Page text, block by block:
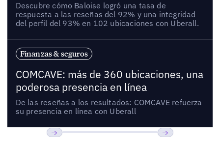
Descubre cómo Baloise logró una tasa de
respuesta a las reseñas del 92% y una integridad
del perfil del 93% en 102 ubicaciones con Uberall.
Finanzas & seguros
COMCAVE: más de 360 ubicaciones, una
poderosa presencia en línea
De las reseñas a los resultados: COMCAVE refuerza
su presencia en línea con Uberall